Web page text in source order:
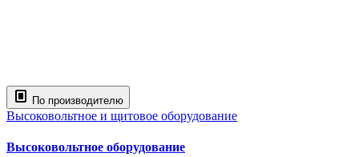
По производителю
Высоковольтное и щитовое оборудование
Высоковольтное оборудование